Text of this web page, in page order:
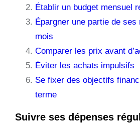
Établir un budget mensuel
Épargner une partie de ses
mois
Comparer les prix avant
Éviter les achats impulsifs
Se fixer des objectifs
terme
Suivre ses dépenses